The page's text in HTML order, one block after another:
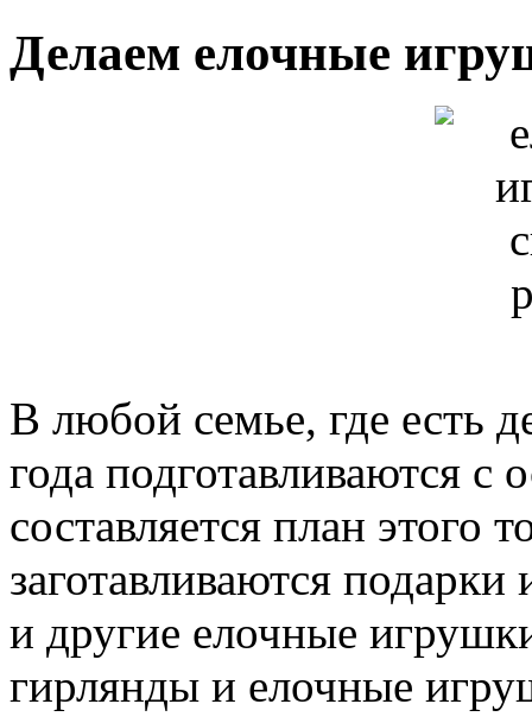
Делаем елочные
В любой семье, где есть
года подготавливаются с
составляется план этого
заготавливаются
и другие елочные
гирлянды и елочные